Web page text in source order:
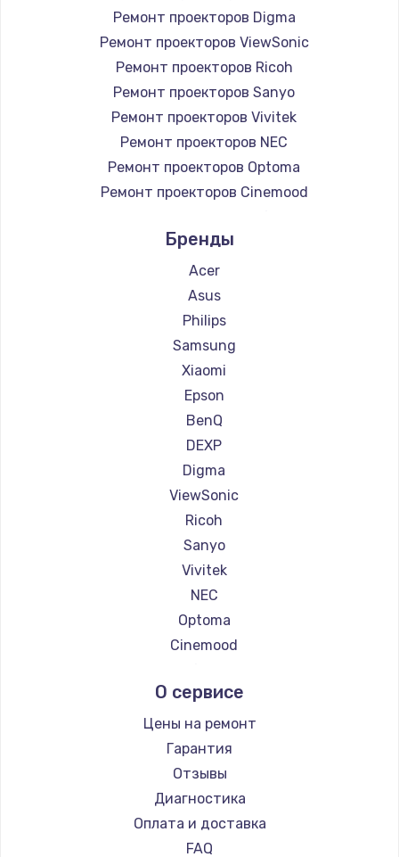
Замена картридера
890 руб.
Замена микросхемы NFC
1100 руб.
Заказать
Замена шим-контроллера
Заказать
Настройка Wi-Fi
1030 руб.
Заказать
Замена вебкамеры
1260 руб.
Заказать
Установка драйверов
725 руб.
Заказать
Замена жесткого диска
Заказать
Ремонт цепей питания
2500 руб.
Заказать
Замена видеокарты
Ремонт проекторов Digma
Ремонт проекторов ViewSonic
Ремонт проекторов Ricoh
Ремонт проекторов Sanyo
Ремонт проекторов Vivitek
Ремонт проекторов NEC
Ремонт проекторов Optoma
Ремонт проекторов Cinemood
Ремонт проекторов Barco
Ремонт проекторов Xgimi
Ремонт проекторов Canon
Ремонт проекторов JVC
Ремонт проекторов Casio
Ремонт проекторов Hiper
Ремонт проекторов HITACHI
Ремонт проекторов Panasonic
Ремонт проекторов Hisense
Бренды
Acer
Asus
Philips
Samsung
Xiaomi
Epson
BenQ
DEXP
Digma
ViewSonic
Ricoh
Sanyo
Vivitek
NEC
Optoma
Cinemood
Barco
Xgimi
Canon
JVC
Casio
Hiper
HITACHI
О сервисе
Цены на ремонт
Гарантия
Отзывы
Диагностика
Оплата и доставка
FAQ